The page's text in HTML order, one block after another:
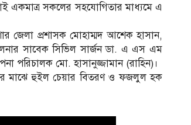
একমাত্র সকলের সহযোগিতার মাধ্যমে এ
জেলা প্রশাসক মোহাম্মদ আশেক হাসান,
সাবেক সিভিল সার্জন ডা. এ এস এম
পরিচালক মো. হাসানুজ্জামান (রাহিন)।
মাঝে হুইল চেয়ার বিতরণ ও ফজলুল হক